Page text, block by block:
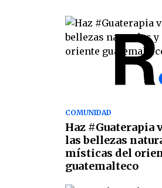
COMUNIDAD
Haz #Guaterapia
las bellezas
místicas del
guatemalteco